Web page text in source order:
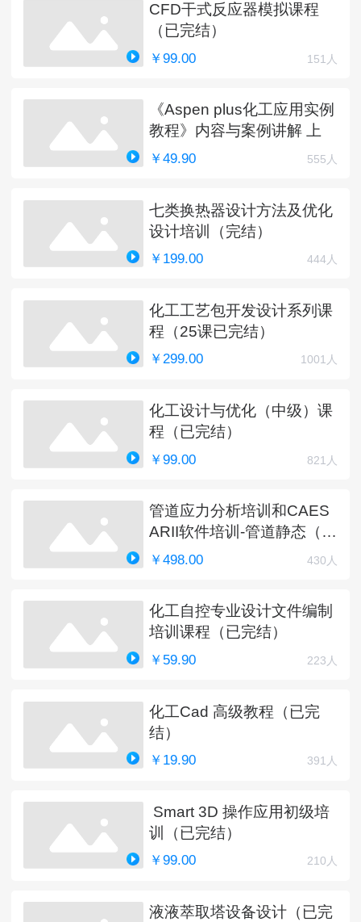
CFD干式反应器模拟课程
（已完结）
￥99.00 151人
《Aspen plus化工应用实例
教程》内容与案例讲解 上
￥49.90 555人
七类换热器设计方法及优化
设计培训（完结）
￥199.00 444人
化工工艺包开发设计系列课
程（25课已完结）
￥299.00 1001人
化工设计与优化（中级）课
程（已完结）
￥99.00 821人
管道应力分析培训和CAES
ARII软件培训-管道静态（完
结）
￥498.00 430人
化工自控专业设计文件编制
培训课程（已完结）
￥59.90 223人
化工Cad 高级教程（已完
结）
￥19.90 391人
Smart 3D 操作应用初级培
训（已完结）
￥99.00 210人
液液萃取塔设备设计（已完